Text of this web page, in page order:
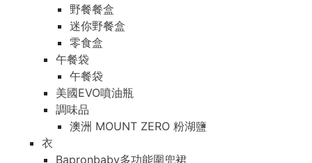
野餐餐盒
迷你野餐盒
零食盒
午餐袋
午餐袋
美國EVO噴油瓶
調味品
澳洲 MOUNT ZERO 粉湖鹽
衣
Bapronbaby多功能圍兜裙